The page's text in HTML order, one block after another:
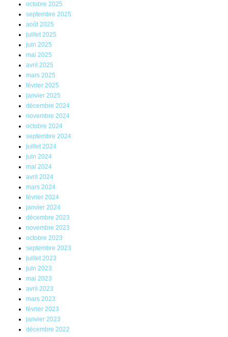
octobre 2025
septembre 2025
août 2025
juillet 2025
juin 2025
mai 2025
avril 2025
mars 2025
février 2025
janvier 2025
décembre 2024
novembre 2024
octobre 2024
septembre 2024
juillet 2024
juin 2024
mai 2024
avril 2024
mars 2024
février 2024
janvier 2024
décembre 2023
novembre 2023
octobre 2023
septembre 2023
juillet 2023
juin 2023
mai 2023
avril 2023
mars 2023
février 2023
janvier 2023
décembre 2022